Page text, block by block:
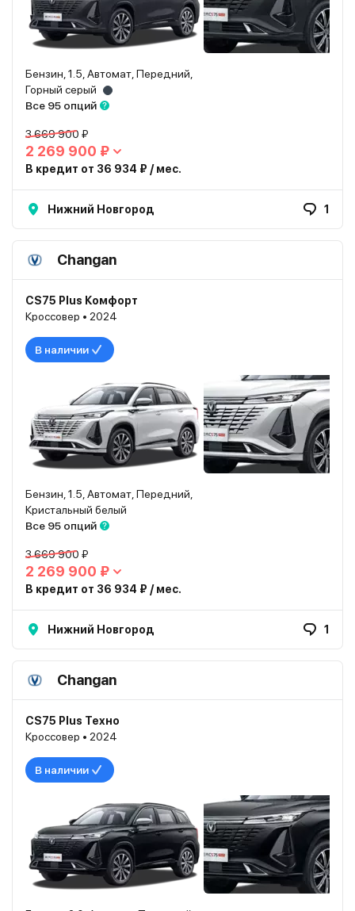
Бензин, 1.5, Автомат, Передний,
Горный серый
Все 95 опций
3 669 900 ₽
2 269 900 ₽
В кредит от 36 934 ₽ / мес.
Нижний Новгород 1
Changan
CS75 Plus Комфорт
Кроссовер • 2024
В наличии
Бензин, 1.5, Автомат, Передний,
Кристальный белый
Все 95 опций
3 669 900 ₽
2 269 900 ₽
В кредит от 36 934 ₽ / мес.
Нижний Новгород 1
Changan
CS75 Plus Техно
Кроссовер • 2024
В наличии